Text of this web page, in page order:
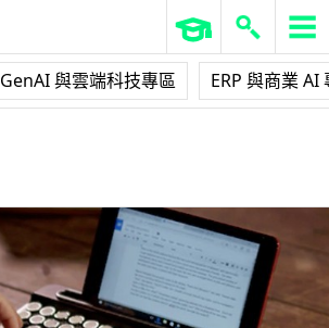
GenAI 與雲端科技專區 ERP 與商業 AI